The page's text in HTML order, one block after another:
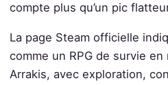
compte plus qu’un pic
La page Steam officielle
comme un RPG de survie
Arrakis, avec exploration,